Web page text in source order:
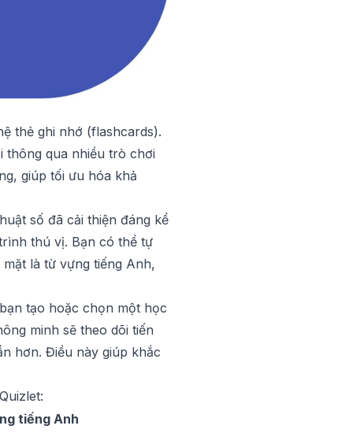
thẻ ghi nhớ (flashcards).
thông qua nhiều trò chơi
giúp tối ưu hóa khả
số đã cải thiện đáng kể
thú vị. Bạn có thể tự
là từ vựng tiếng Anh,
tạo hoặc chọn một học
minh sẽ theo dõi tiến
hơn. Điều này giúp khắc
tiếng Anh